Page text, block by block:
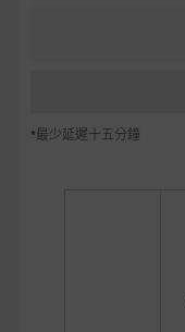
*最少延遲十五分鐘